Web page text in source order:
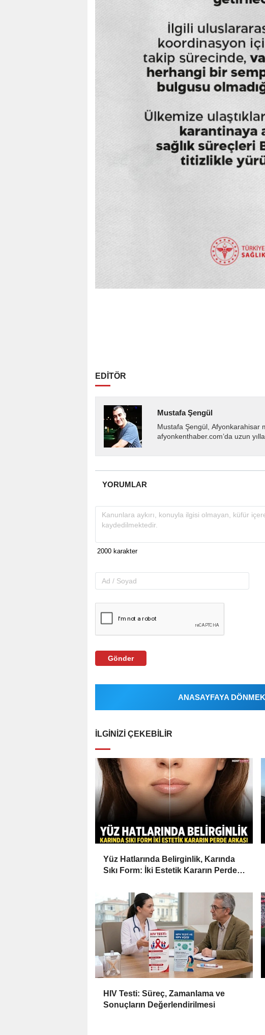
EDİTÖR
Mustafa Şengül
Mustafa Şengül, Afyonkarahisar
afyonkenthaber.com’da uzun
YORUMLAR
Gönder
ANASAYFAYA
İLGINIZI ÇEKEBILIR
Yüz Hatlarında Belirginlik, Karında
Sıkı Form: İki Estetik Kararın Perde
HIV Testi: Süreç, Zamanlama ve
Sonuçların Değerlendirilmesi